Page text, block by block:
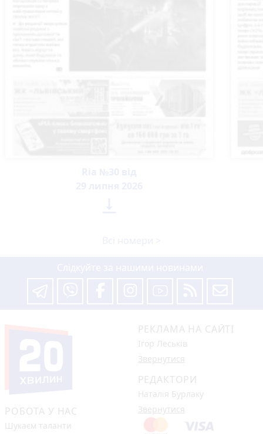
РОБОТА У НАС
Шукаєм таланти
РЕКЛАМА НА САЙТІ
Ігор Леськів
Звернутися
РЕДАКТОРИ
Наталія Бурлаку
Звернутися